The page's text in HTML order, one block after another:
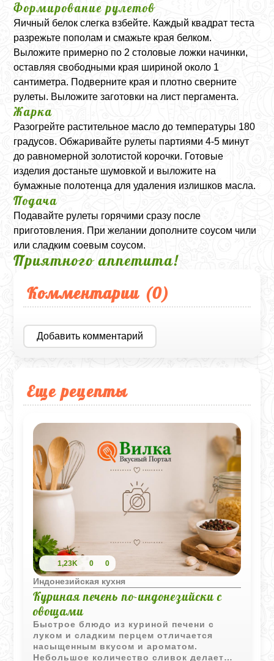
Формирование рулетов
Яичный белок слегка взбейте. Каждый квадрат теста
разрежьте пополам и смажьте края белком.
Выложите примерно по 2 столовые ложки начинки,
оставляя свободными края шириной около 1
сантиметра. Подверните края и плотно сверните
рулеты. Выложите заготовки на лист пергамента.
Жарка
Разогрейте растительное масло до температуры 180
градусов. Обжаривайте рулеты партиями 4-5 минут
до равномерной золотистой корочки. Готовые
изделия достаньте шумовкой и выложите на
бумажные полотенца для удаления излишков масла.
Подача
Подавайте рулеты горячими сразу после
приготовления. При желании дополните соусом чили
или сладким соевым соусом.
Приятного аппетита!
Комментарии (0)
Добавить комментарий
Еще рецепты
1,23K 0 0
Индонезийская кухня
Куриная печень по-индонезийски с
овощами
Быстрое блюдо из куриной печени с
луком и сладким перцем отличается
насыщенным вкусом и ароматом.
Небольшое количество сливок делает